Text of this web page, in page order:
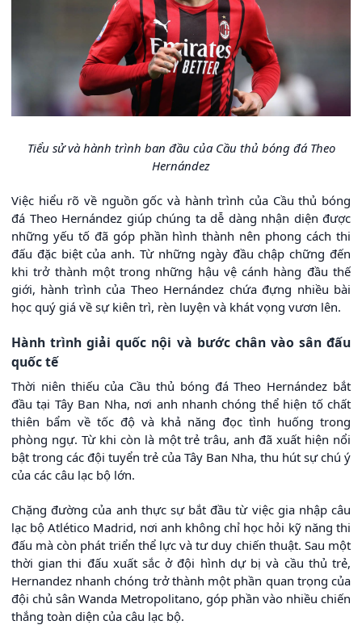
Tiểu sử và hành trình ban đầu của Cầu thủ bóng đá Theo
Hernández
Việc hiểu rõ về nguồn gốc và hành trình của Cầu thủ bóng
đá Theo Hernández giúp chúng ta dễ dàng nhận diện được
những yếu tố đã góp phần hình thành nên phong cách thi
đấu đặc biệt của anh. Từ những ngày đầu chập chững đến
khi trở thành một trong những hậu vệ cánh hàng đầu thế
giới, hành trình của Theo Hernández chứa đựng nhiều bài
học quý giá về sự kiên trì, rèn luyện và khát vọng vươn lên.
Hành trình giải quốc nội và bước chân vào sân đấu
quốc tế
Thời niên thiếu của Cầu thủ bóng đá Theo Hernández bắt
đầu tại Tây Ban Nha, nơi anh nhanh chóng thể hiện tố chất
thiên bẩm về tốc độ và khả năng đọc tình huống trong
phòng ngự. Từ khi còn là một trẻ trâu, anh đã xuất hiện nổi
bật trong các đội tuyển trẻ của Tây Ban Nha, thu hút sự chú ý
của các câu lạc bộ lớn.
Chặng đường của anh thực sự bắt đầu từ việc gia nhập câu
lạc bộ Atlético Madrid, nơi anh không chỉ học hỏi kỹ năng thi
đấu mà còn phát triển thể lực và tư duy chiến thuật. Sau một
thời gian thi đấu xuất sắc ở đội hình dự bị và cầu thủ trẻ,
Hernandez nhanh chóng trở thành một phần quan trọng của
đội chủ sân Wanda Metropolitano, góp phần vào nhiều chiến
thắng toàn diện của câu lạc bộ.